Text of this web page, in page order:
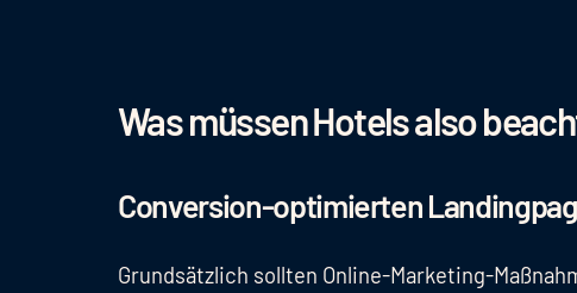
Was müssen Hotels also
Conversion-optimierten
Grundsätzlich sollten Online-Marketing-